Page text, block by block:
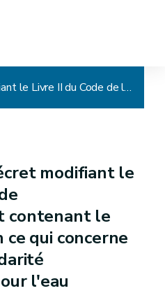
Décret modifiant le Livre II du Code de l'Environnement contenant le Code de l'Eau en ce qui concerne le Fonds de solidarité internationale pour l'eau
modifiant le
contenant le
ce qui concerne
l'eau